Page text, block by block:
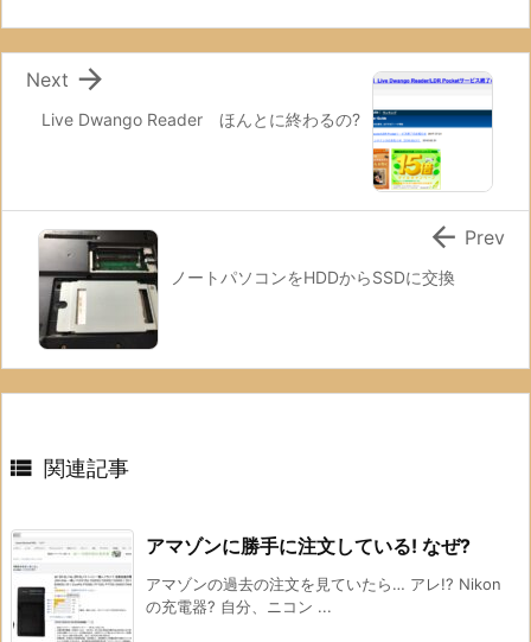
Live Dwango Reader ほんとに終わるの?

Next
ノートパソコンをHDDからSSDに交換
 Prev
 関連記事
アマゾンに勝手に注文している! なぜ?
アマゾンの過去の注文を見ていたら… アレ!? Nikon
の充電器? 自分、ニコン ...